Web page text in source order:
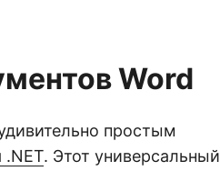
Word
простым
.NET. Этот универсальный